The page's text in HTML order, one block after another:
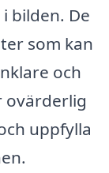
bilden. De
som kan
och
ovärderlig
uppfylla